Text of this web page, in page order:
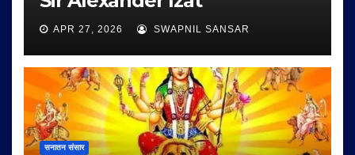
APR 27, 2026 SWAPNIL SANSAR
सनातन संसार